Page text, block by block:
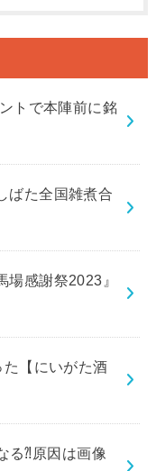
トで本陣前に銘
ばた全国雑煮合
感謝祭2023』
【にいがた酒
る⁈原因は画像